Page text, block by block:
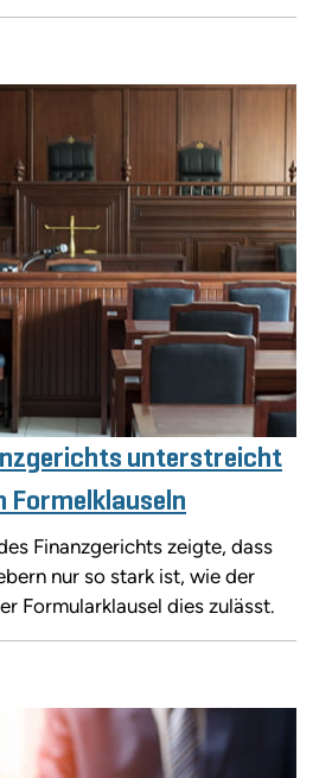
unterstreicht
Formelklauseln
Finanzgerichts zeigte, dass
nur so stark ist, wie der
Formularklausel dies zulässt.